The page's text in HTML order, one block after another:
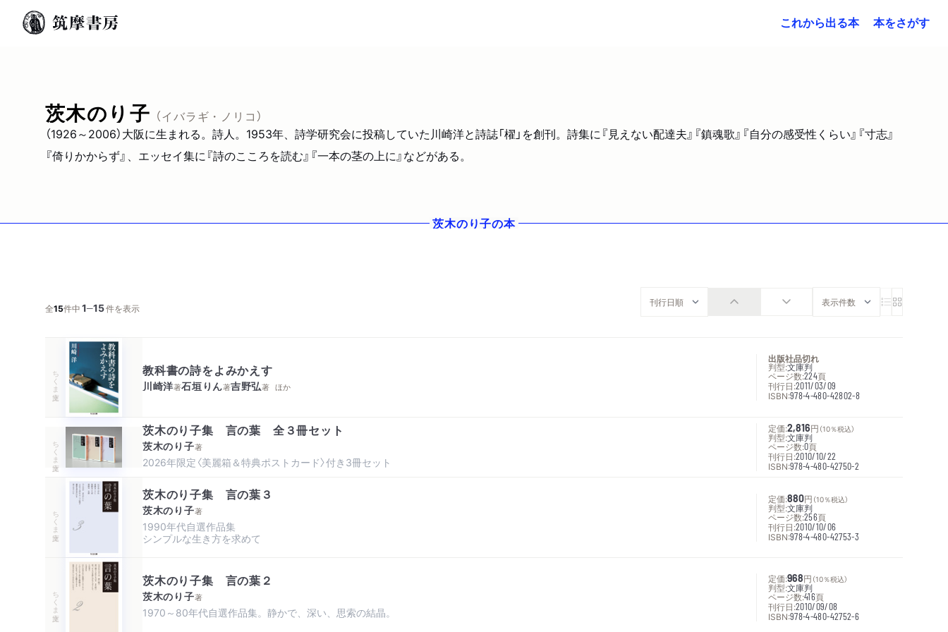
これから出る本 本をさがす
茨木のり子 （イバラギ・ノリコ）
（1926～2006）大阪に生まれる。詩人。1953年、詩学研究会に投稿していた川崎洋と詩誌「櫂」を創刊。詩集に『見えない配達夫』『鎮魂歌』『自分の感受性くらい』『寸志』
『倚りかからず』、エッセイ集に『詩のこころを読む』『一本の茎の上に』などがある。
茨木のり子の本
全15件中1─15件を表示
ちくま文庫 教科書の詩をよみかえす
川崎洋著石垣りん著吉野弘著 ほか
出版社品切れ
判型:文庫判
ページ数:224頁
刊行日:2011/03/09
ISBN:978-4-480-42802-8
ちくま文庫
茨木のり子集 言の葉 全３冊セット
茨木のり子著
2026年限定〈美麗箱＆特典ポストカード〉付き3冊セット
定価:2,816円 （10％税込）
判型:文庫判
ページ数:0頁
刊行日:2010/10/22
ISBN:978-4-480-42750-2
ちくま文庫
茨木のり子集 言の葉３
茨木のり子著
1990年代自選作品集
シンプルな生き方を求めて
定価:880円 （10％税込）
判型:文庫判
ページ数:256頁
刊行日:2010/10/06
ISBN:978-4-480-42753-3
ちくま文庫
茨木のり子集 言の葉２
茨木のり子著
1970～80年代自選作品集。静かで、深い、思索の結晶。
定価:968円 （10％税込）
判型:文庫判
ページ数:416頁
刊行日:2010/09/08
ISBN:978-4-480-42752-6